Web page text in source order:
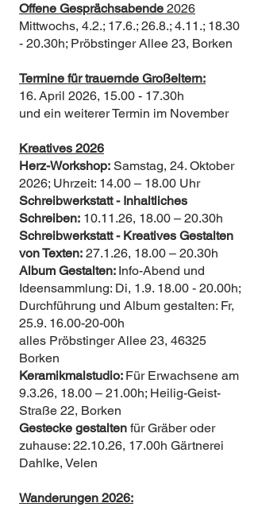
Offene Gesprächsabende 2026
Mittwochs, 4.2.; 17.6.; 26.8.; 4.11.; 18.30
- 20.30h; Pröbstinger Allee 23, Borken
Termine für trauernde Großeltern:
16. April 2026, 15.00 - 17.30h
und ein weiterer Termin im November
Kreatives 2026
Herz-Workshop: Samstag, 24. Oktober
2026; Uhrzeit: 14.00 – 18.00 Uhr
Schreibwerkstatt - Inhaltliches
Schreiben: 10.11.26, 18.00 – 20.30h
Schreibwerkstatt - Kreatives Gestalten
von Texten: 27.1.26, 18.00 – 20.30h
Album Gestalten: Info-Abend und
Ideensammlung: Di, 1.9. 18.00 - 20.00h;
Durchführung und Album gestalten: Fr,
25.9. 16.00-20-00h
alles Pröbstinger Allee 23, 46325
Borken
Keramikmalstudio: Für Erwachsene am
9.3.26, 18.00 – 21.00h; Heilig-Geist-
Straße 22, Borken
Gestecke gestalten für Gräber oder
zuhause: 22.10.26, 17.00h Gärtnerei
Dahlke, Velen
Wanderungen 2026: